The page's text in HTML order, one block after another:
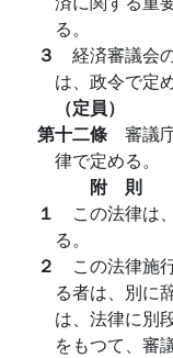
る。
３ 経済審議会
は、政令で定
（定員）
第十二條 審議
律で定める。
附 則
１ この法律は
る。
２ この法律施
る者は、別に
は、法律に別
をもつて、審